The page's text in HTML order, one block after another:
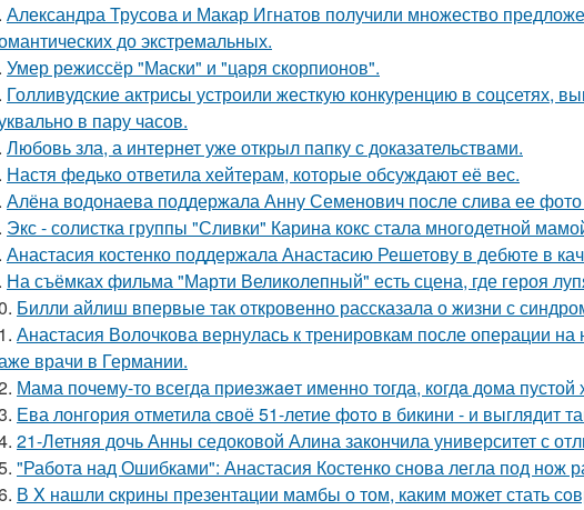
Александра Трусова и Макар Игнатов получили множество
до экстремальных.
Умер режиссёр "Маски" и "царя скорпионов".
Голливудские актрисы устроили жесткую конкуренцию в соцсетях,
в пару часов.
Любовь зла, а интернет уже открыл папку с доказательствами.
Настя федько ответила хейтерам, которые обсуждают её вес.
Алёна водонаева поддержала Анну Семенович после слива ее
Экс - солистка группы "Сливки" Карина кокс стала многодетной
Анастасия костенко поддержала Анастасию Решетову в дебюте в
На съёмках фильма "Марти Великолепный" есть сцена, где героя
Билли айлиш впервые так откровенно рассказала о жизни с
Анастасия Волочкова вернулась к тренировкам после операции
врачи в Германии.
Мама почему-то всегда пpиeзжaeт именно тогда, когдa дoма пустой
Ева лонгория oтметилa cвоё 51-летие фoтo в бикини - и выглядит
21-Летняя дочь Анны седоковой Алина закончила университет с
"Работа над Ошибками": Анастасия Костенко снова легла под нож
В X нашли cкрины презентации мамбы о том, каким может стать